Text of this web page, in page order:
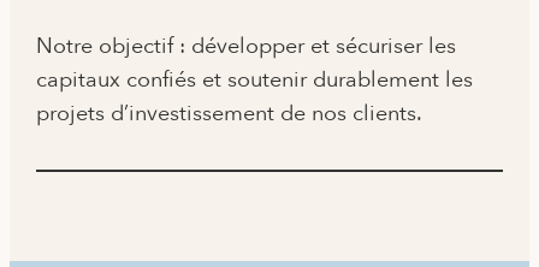
Notre objectif : développer et sécuriser les
capitaux confiés et soutenir durablement les
projets d’investissement de nos clients.